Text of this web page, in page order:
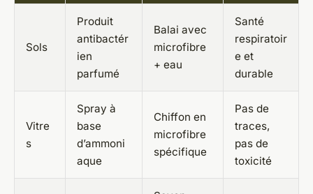
Sols
Produit
antibactér
ien
parfumé
Balai avec
microfibre
+ eau
Santé
respiratoir
e et
durable
Vitre
s
Spray à
base
d’ammoni
aque
Chiffon en
microfibre
spécifique
Pas de
traces,
pas de
toxicité